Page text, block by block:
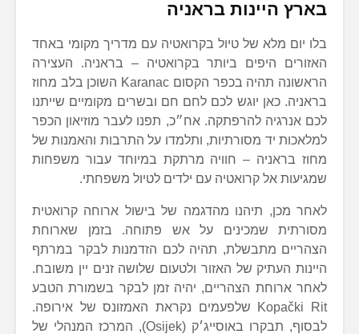
בארץ היינות בראניה
בלו יום מלא של טיול בקרואטיה עם מדריך מקומי באחד
האזורים היפים ביותר בקרואטיה – בראניה. העצירה
הראשונה תהיה בכפר הקסום Karanac השוכן בלב מחוז
בראניה. כאן יוגש לכם לחם חם ובשרים מקומיים שייתנו
לכם אנרגיה להרפתקה. אח״כ, תפנו לעבר מוזיאון הכפר
למלאכות יד מסורתיות, ותלמדו על התרבות והאמנות של
מחוז בראניה – חוויה מרתקת במיוחד עבור משפחות
שמגיעות אל קרואטיה עם ילדים לטיול משפחתי.
לאחר מכן, תיהנו מהדגמה של בישול ארוחה קרואטית
מסורתית שמכינים על אש פתוחה. בזמן שארוחת
הצהריים מתבשלת, תהיה לכם הזדמנות לבקר במרתף
היינות העתיק של האזור ולטעום שלושה זנים יין משובח.
לאחר ארוחת הצהריים, יהיה זמן לבקר בשמורת הטבע
Kopački Rit שלפעמים נקראת האמזונס של אירופה.
לבסוף, תבקרו באוסייג׳ק (Osijek), המרכז המנהלי של